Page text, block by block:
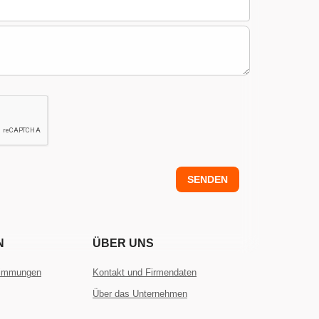
SENDEN
ÜBER UNS
Kontakt und Firmendaten
Über das Unternehmen